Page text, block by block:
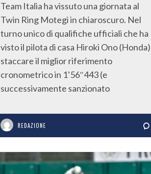
Team Italia ha vissuto una giornata al
Twin Ring Motegi in chiaroscuro. Nel
turno unico di qualifiche ufficiali che ha
visto il pilota di casa Hiroki Ono (Honda)
staccare il miglior riferimento
cronometrico in 1’56″443 (e
successivamente sanzionato
REDAZIONE